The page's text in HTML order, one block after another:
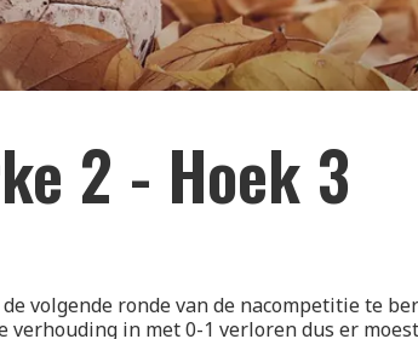
2 - Hoek 3
volgende ronde van de nacompetitie te
in met 0-1 verloren dus er